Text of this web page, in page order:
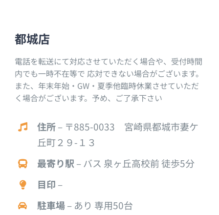
都城店
電話を転送にて対応させていただく場合や、受付時間
内でも一時不在等で 応対できない場合がございます。
また、年末年始・GW・夏季他臨時休業させていただ
く場合がございます。予め、ご了承下さい
住所– 〒885-0033 宮崎県都城市妻ケ
丘町２９-１３
最寄り駅 – バス 泉ヶ丘高校前 徒歩5分
目印 –
駐車場– あり 専用50台